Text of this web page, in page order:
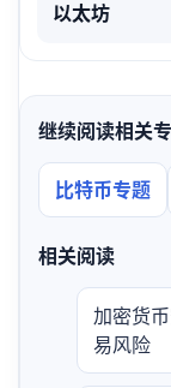
以太坊
继续阅读相关
比特币专题
相关阅读
加密货
易风险